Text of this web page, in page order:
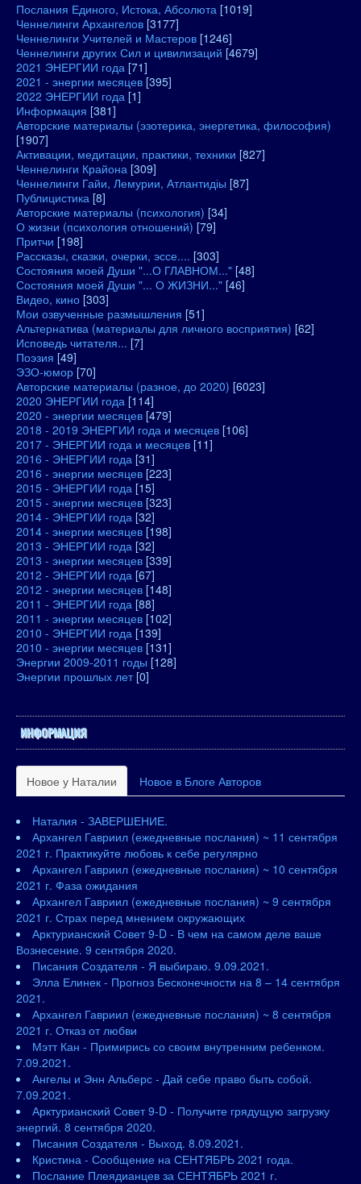
Послания Единого, Истока, Абсолюта [1019]
Ченнелинги Архангелов [3177]
Ченнелинги Учителей и Мастеров [1246]
Ченнелинги других Сил и цивилизаций [4679]
2021 ЭНЕРГИИ года [71]
2021 - энергии месяцев [395]
2022 ЭНЕРГИИ года [1]
Информация [381]
Авторские материалы (эзотерика, энергетика, философия)
[1907]
Активации, медитации, практики, техники [827]
Ченнелинги Крайона [309]
Ченнелинги Гайи, Лемурии, Атлантидіы [87]
Публицистика [8]
Авторские материалы (психология) [34]
О жизни (психология отношений) [79]
Притчи [198]
Рассказы, сказки, очерки, эссе.... [303]
Состояния моей Души "...О ГЛАВНОМ..." [48]
Состояния моей Души "... О ЖИЗНИ..." [46]
Видео, кино [303]
Мои озвученные размышления [51]
Альтернатива (материалы для личного восприятия) [62]
Исповедь читателя... [7]
Поэзия [49]
ЭЗО-юмор [70]
Авторские материалы (разное, до 2020) [6023]
2020 ЭНЕРГИИ года [114]
2020 - энергии месяцев [479]
2018 - 2019 ЭНЕРГИИ года и месяцев [106]
2017 - ЭНЕРГИИ года и месяцев [11]
2016 - ЭНЕРГИИ года [31]
2016 - энергии месяцев [223]
2015 - ЭНЕРГИИ года [15]
2015 - энергии месяцев [323]
2014 - ЭНЕРГИИ года [32]
2014 - энергии месяцев [198]
2013 - ЭНЕРГИИ года [32]
2013 - энергии месяцев [339]
2012 - ЭНЕРГИИ года [67]
2012 - энергии месяцев [148]
2011 - ЭНЕРГИИ года [88]
2011 - энергии месяцев [102]
2010 - ЭНЕРГИИ года [139]
2010 - энергии месяцев [131]
Энергии 2009-2011 годы [128]
Энергии прошлых лет [0]
ИНФОРМАЦИЯ
Новое у Наталии Новое в Блоге Авторов
Наталия - ЗАВЕРШЕНИЕ.
Архангел Гавриил (ежедневные послания) ~ 11 сентября
2021 г. Практикуйте любовь к себе регулярно
Архангел Гавриил (ежедневные послания) ~ 10 сентября
2021 г. Фаза ожидания
Архангел Гавриил (ежедневные послания) ~ 9 сентября
2021 г. Страх перед мнением окружающих
Арктурианский Совет 9-D - В чем на самом деле ваше
Вознесение. 9 сентября 2020.
Писания Создателя - Я выбираю. 9.09.2021.
Элла Елинек - Прогноз Бесконечности на 8 – 14 сентября
2021.
Архангел Гавриил (ежедневные послания) ~ 8 сентября
2021 г. Отказ от любви
Мэтт Кан - Примирись со своим внутренним ребенком.
7.09.2021.
Ангелы и Энн Альберс - Дай себе право быть собой.
7.09.2021.
Арктурианский Совет 9-D - Получите грядущую загрузку
энергий. 8 сентября 2020.
Писания Создателя - Выход. 8.09.2021.
Кристина - Сообщение на СЕНТЯБРЬ 2021 года.
Послание Плеядианцев за СЕНТЯБРЬ 2021 г.